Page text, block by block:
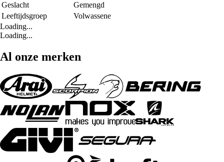
Geslacht
Gemengd
Leeftijdsgroep
Volwassene
Loading...
Loading...
Al onze merken